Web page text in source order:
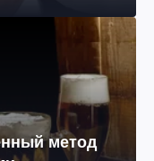
метод